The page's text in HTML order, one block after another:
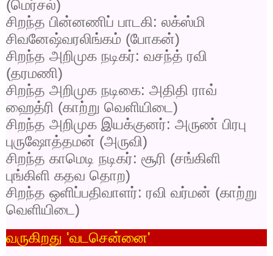
(மெர்சல்)
சிறந்த பின்னணிப் பாடகி: லக்ஸ்மி
சிவனேஷ்வரலிங்கம் (போகன்)
சிறந்த அறிமுக நடிகர்: வசந்த் ரவி
(தரமணி)
சிறந்த அறிமுக நடிகை: அதிதி ராவ்
ஹைத்ரி (காற்று வெளியிடை)
சிறந்த அறிமுக இயக்குனர்: அருண் பிரபு
புருஷோத்தமன் (அருவி)
சிறந்த காமெடி நடிகர்: சூரி (சங்கிளி
புங்கிளி கதவ தொற)
சிறந்த ஒளிப்பதிவாளர்: ரவி வர்மன் (காற்று
வெளியிடை)
வருகிறது 'வடசென்னை'